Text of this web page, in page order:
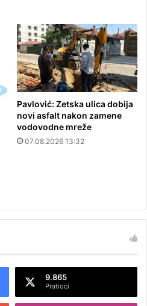
Pavlović: Zetska ulica dobija
novi asfalt nakon zamene
vodovodne mreže
07.08.2026 13:32
9.865
Pratioci